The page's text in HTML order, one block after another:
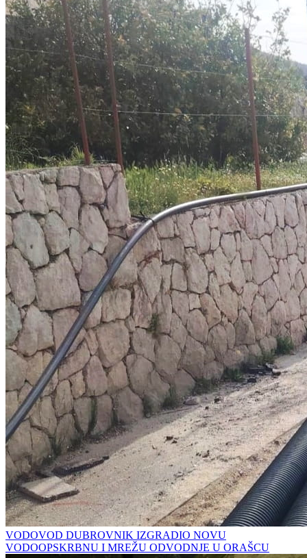
VODOVOD DUBROVNIK IZGRADIO NOVU
VODOOPSKRBNU I MREŽU ODVODNJE U ORAŠCU